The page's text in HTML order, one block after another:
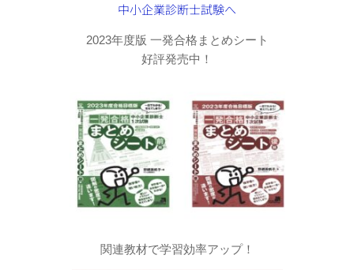
2023年度版 一発合格まとめシート
好評発売中！
関連教材で学習効率アップ！